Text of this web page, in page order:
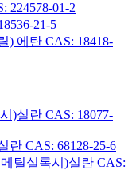
224578-01-2
21-5
) 에탄 CAS: 18418-
)실란 CAS: 18077-
란 CAS: 68128-25-6
틸실록시)실란 CAS: